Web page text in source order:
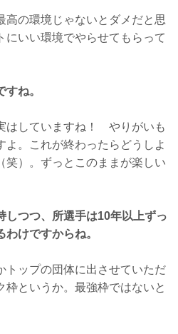
の環境じゃないとダメだと思
にいい環境でやらせてもらって
ね。
はしていますね！ やりがいも
よ。これが終わったらどうしよ
）。ずっとこのままが楽しい
つつ、所選手は10年以上ずっ
けですからね。
ップの団体に出させていただ
枠というか。最強枠ではないと